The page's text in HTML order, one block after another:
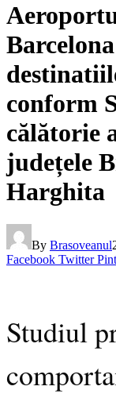
conform
călătorie
județele
Harghita
By Brasoveanul
Facebook Twitter
Studiul